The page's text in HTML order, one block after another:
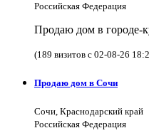
Российская Федерация
Продаю дом в городе-
(189 визитов с 02-08-26
Продаю дом в Сочи
Сочи, Краснодарский край
Российская Федерация